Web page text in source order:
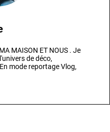
MAISON ET NOUS . Je
de déco,
mode reportage Vlog,